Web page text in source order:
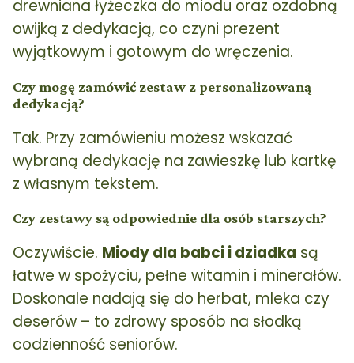
drewniana łyżeczka do miodu oraz ozdobną
owijką z dedykacją, co czyni prezent
wyjątkowym i gotowym do wręczenia.
Czy mogę zamówić zestaw z personalizowaną
dedykacją?
Tak. Przy zamówieniu możesz wskazać
wybraną dedykację na zawieszkę lub kartkę
z własnym tekstem.
Czy zestawy są odpowiednie dla osób starszych?
Oczywiście. Miody dla babci i dziadka są
łatwe w spożyciu, pełne witamin i minerałów.
Doskonale nadają się do herbat, mleka czy
deserów – to zdrowy sposób na słodką
codzienność seniorów.